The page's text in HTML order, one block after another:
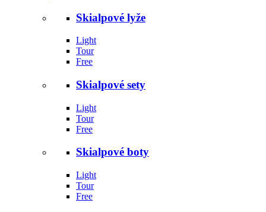
Skialpové lyže
Light
Tour
Free
Skialpové sety
Light
Tour
Free
Skialpové boty
Light
Tour
Free